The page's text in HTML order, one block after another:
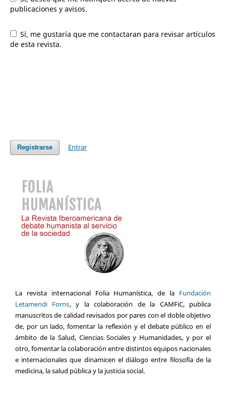
publicaciones y avisos.
Sí, me gustaría que me contactaran para revisar artículos
de esta revista.
Registrarse Entrar
La revista internacional Folia Humanística, de la Fundación
Letamendi Forns, y la colaboración de la CAMFiC, publica
manuscritos de calidad revisados por pares con el doble objetivo
de, por un lado, fomentar la reflexión y el debate público en el
ámbito de la Salud, Ciencias Sociales y Humanidades, y por el
otro, fomentar la colaboración entre distintos equipos nacionales
e internacionales que dinamicen el diálogo entre filosofía de la
medicina, la salud pública y la justicia social.